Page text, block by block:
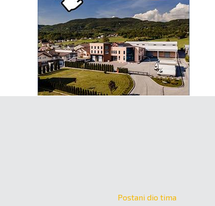
Postani dio tima